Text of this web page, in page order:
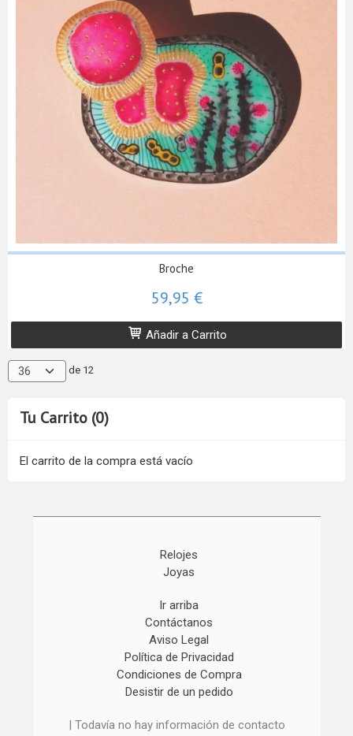
Tu Carrito (0)
El carrito de la compra está vacío
Broche
59,95 €
Añadir a Carrito
de 12
Relojes
Joyas
Ir arriba
Contáctanos
Aviso Legal
Política de Privacidad
Condiciones de Compra
Desistir de un pedido
| Todavía no hay información de contacto